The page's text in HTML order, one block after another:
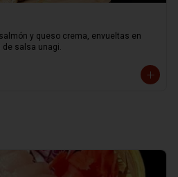
y queso crema, envueltas en
salsa unagi.